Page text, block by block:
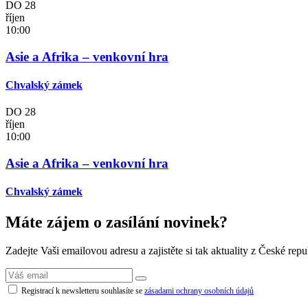
DO 28
říjen
10:00
Asie a Afrika – venkovní hra
Chvalský zámek
DO 28
říjen
10:00
Asie a Afrika – venkovní hra
Chvalský zámek
Máte zájem o zasílání novinek?
Zadejte Vaši emailovou adresu a zajistěte si tak aktuality z České
Registrací k newsletteru souhlasíte se zásadami ochrany osobních údajů